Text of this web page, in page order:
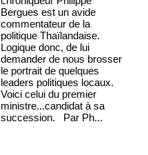
Bergues est un avide
commentateur de la
politique Thaïlandaise.
Logique donc, de lui
demander de nous brosser
le portrait de quelques
leaders politiques locaux.
Voici celui du premier
ministre...candidat à sa
succession. Par Ph...